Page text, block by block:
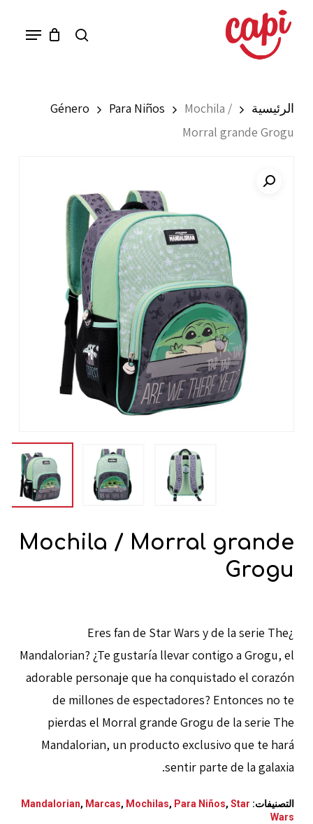
Menu
الرئيسية Género Para Niños
Mochila /
Morral grande Grogu
Mochila / Morral grande
Grogu
¿Eres fan de Star Wars y de la serie The
Mandalorian? ¿Te gustaría llevar contigo a Grogu, el
adorable personaje que ha conquistado el corazón
de millones de espectadores? Entonces no te
pierdas el Morral grande Grogu de la serie The
Mandalorian, un producto exclusivo que te hará
sentir parte de la galaxia.
التصنيفات: Mandalorian, Marcas, Mochilas, Para Niños,Star
Wars